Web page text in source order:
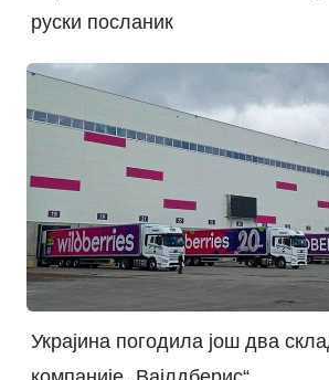
руски посланик
Украјина погодила још два